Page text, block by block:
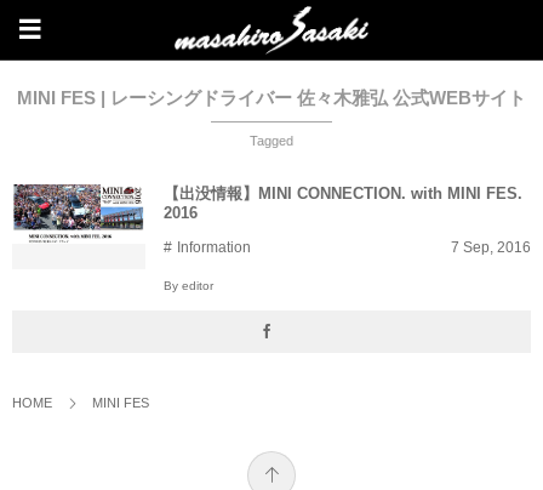
MINI FES | レーシングドライバー 佐々木雅弘 公式WEBサイト
Tagged
【出没情報】MINI CONNECTION. with MINI FES.
2016
Information 7 Sep 2016
By editor
HOME MINI FES